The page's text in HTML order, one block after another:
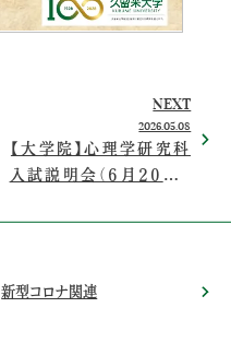
NEXT
2026.05.08
【大学院】心理学研究科
入試説明会（6月20日）
新型コロナ関連